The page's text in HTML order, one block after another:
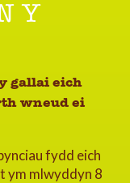
Y
gallai eich
wneud ei
fydd eich
ym mlwyddyn 8